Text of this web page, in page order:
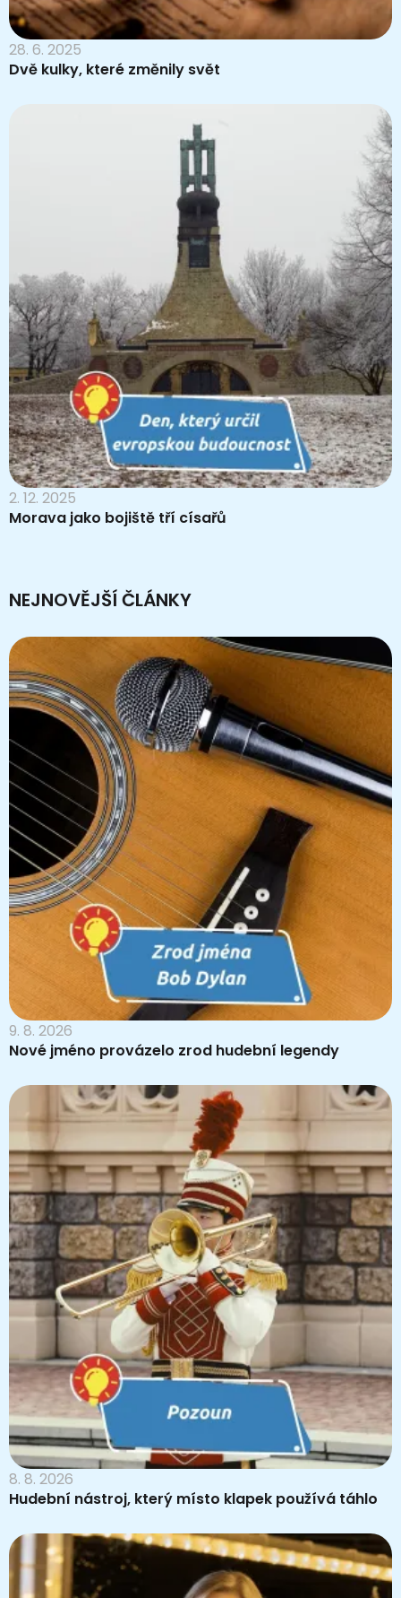
28. 6. 2025
Dvě kulky, které změnily svět
2. 12. 2025
Morava jako bojiště tří císařů
NEJNOVĚJŠÍ ČLÁNKY
9. 8. 2026
Nové jméno provázelo zrod hudební legendy
8. 8. 2026
Hudební nástroj, který místo klapek používá táhlo